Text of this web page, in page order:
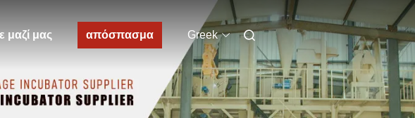
μαζί μας απόσπασμα Greek